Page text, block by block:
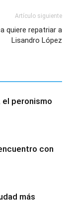
Artículo siguiente
quiere repatriar a
Lisandro López
el peronismo
con
más